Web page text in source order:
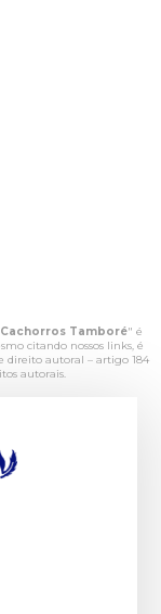
Tamboré" é
citando nossos links, é
direito autoral – artigo 184
autorais.